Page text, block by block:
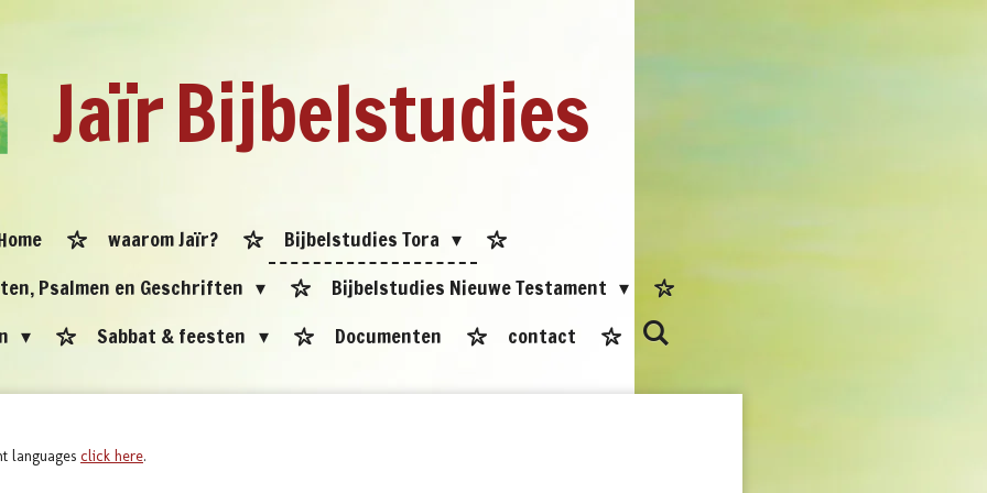
JaïrBijbelstudies
waarom Jaïr?
Bijbelstudies Tora
Psalmen en Geschriften
Bijbelstudies Nieuwe Testament
Sabbat & feesten Documenten contact
languages click here.